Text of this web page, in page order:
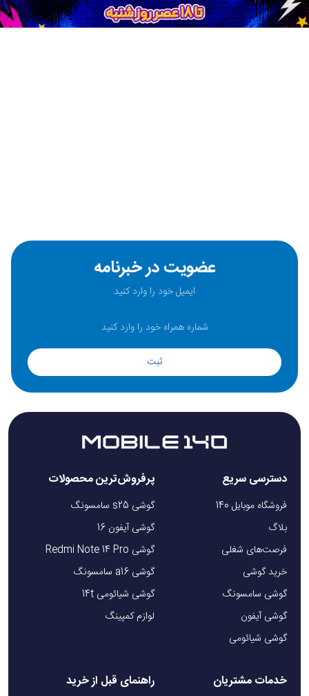
عضویت در خبرنامه
ثبت
دسترسی سریع
فروشگاه موبایل 140
بلاگ
فرصت‌های شغلی
خرید گوشی
گوشی سامسونگ
گوشی آیفون
گوشی شیائومی
پرفروش‌ترین محصولات
گوشی s25 سامسونگ
گوشی آیفون 16
گوشی Redmi Note 14 Pro
گوشی a16 سامسونگ
گوشی شیائومی 14t
لوازم کمپینگ
خدمات مشتریان راهنمای قبل از خرید